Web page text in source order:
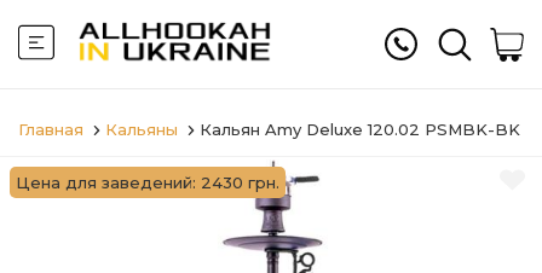
Главная Кальяны Кальян Amy Deluxe 120.02 PSMBK-BK
Цена для заведений: 2430 грн.